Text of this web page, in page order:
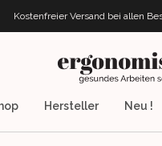
Kostenfreier Versand bei allen
Hersteller Neu !